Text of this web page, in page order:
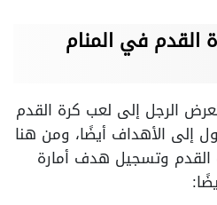
القدم في المنام
الرجل إلى لعب كرة القدم
إلى الأهداف أيضًا، ومن هنا
وتسجيل هدف أمارة